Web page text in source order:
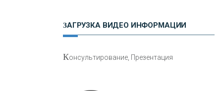
авто
ЗАГРУЗКА ВИДЕО ИНФОРМАЦИИ
Консультирование, Презентация